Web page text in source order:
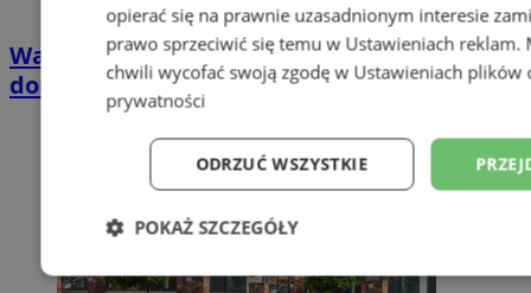
Wakacyjny wypoczynek nad Bałtykiem w
domkach Szmaragdowe Morze
opierać się na prawnie uzasadnionym interesie
prawo sprzeciwić się temu w Ustawieniach reklam.
chwili wycofać swoją zgodę w Ustawieniach plików
prywatności
ODRZUĆ WSZYSTKIE
POKAŻ SZCZEGÓŁY
Niezbędne Wydajność